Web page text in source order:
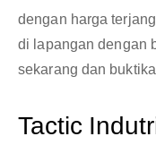
dengan harga
di lapangan dengan
sekarang dan
Tactic